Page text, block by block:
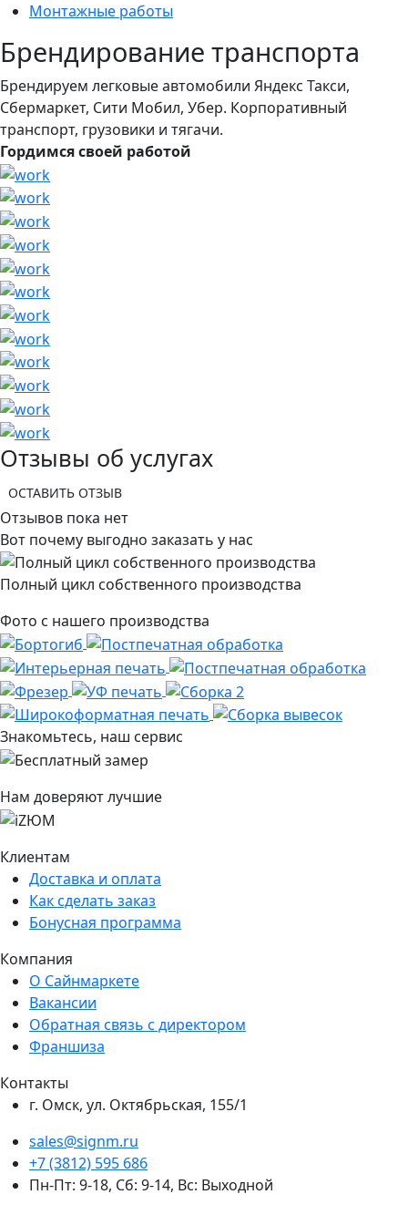
Монтажные работы
Брендирование транспорта
Брендируем легковые автомобили Яндекс Такси,
Сбермаркет, Сити Мобил, Убер. Корпоративный
транспорт, грузовики и тягачи.
Гордимся своей работой
Отзывы об услугах
ОСТАВИТЬ ОТЗЫВ
Отзывов пока нет
Вот почему выгодно заказать у нас
Полный цикл собственного производства
Фото с нашего производства
Знакомьтесь, наш сервис
Нам доверяют лучшие
Клиентам
Доставка и оплата
Как сделать заказ
Бонусная программа
Компания
О Сайнмаркете
Вакансии
Обратная связь с директором
Франшиза
Контакты
г. Омск, ул. Октябрьская, 155/1
sales@signm.ru
+7 (3812) 595 686
Пн-Пт: 9-18, Сб: 9-14, Вс: Выходной